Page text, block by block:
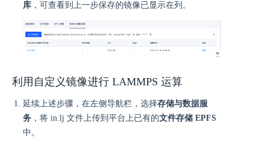
库 ，可查看到上一步保存的镜像已显示在列。
利用自定义镜像进行 LAMMPS 运算
延续上述步骤，在左侧导航栏，选择存储与数据服
务 ，将 in.lj 文件上传到平台上已有的文件存储 EPFS
中。